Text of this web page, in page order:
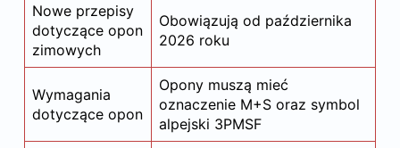
Nowe przepisy
dotyczące opon
zimowych
Obowiązują od października
2026 roku
Wymagania
dotyczące opon
Opony muszą mieć
oznaczenie M+S oraz symbol
alpejski 3PMSF